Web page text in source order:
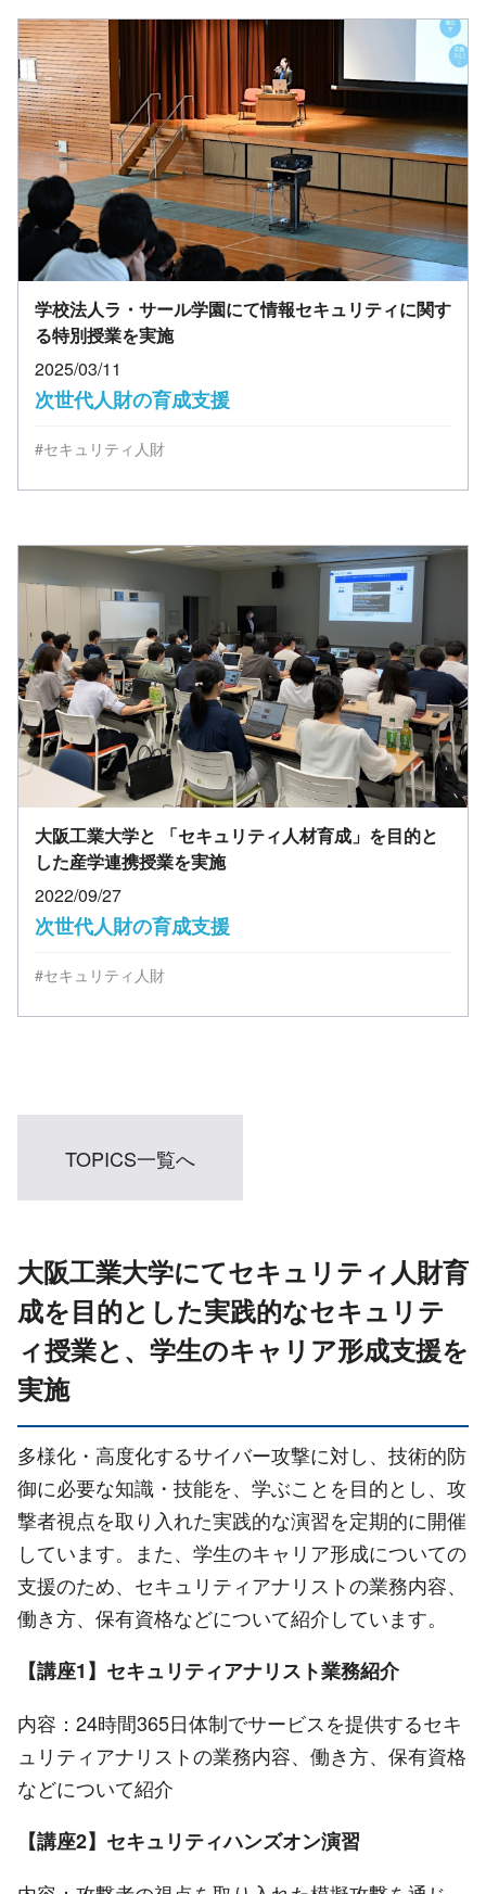
学校法人ラ・サール学園にて情報セキュリティに関す
る特別授業を実施
2025/03/11
次世代人財の育成支援
#セキュリティ人財
大阪工業大学と 「セキュリティ人材育成」を目的と
した産学連携授業を実施
2022/09/27
次世代人財の育成支援
#セキュリティ人財
TOPICS一覧へ
大阪工業大学にてセキュリティ人財育
成を目的とした実践的なセキュリテ
ィ授業と、学生のキャリア形成支援を
実施
多様化・高度化するサイバー攻撃に対し、技術的防
御に必要な知識・技能を、学ぶことを目的とし、攻
撃者視点を取り入れた実践的な演習を定期的に開催
しています。また、学生のキャリア形成についての
支援のため、セキュリティアナリストの業務内容、
働き方、保有資格などについて紹介しています。
【講座1】セキュリティアナリスト業務紹介
内容：24時間365日体制でサービスを提供するセキ
ュリティアナリストの業務内容、働き方、保有資格
などについて紹介
【講座2】セキュリティハンズオン演習